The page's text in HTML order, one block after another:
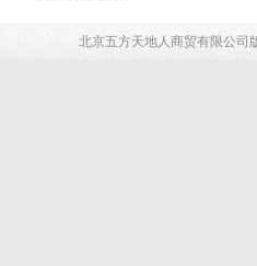
北京五方天地人商贸有限公